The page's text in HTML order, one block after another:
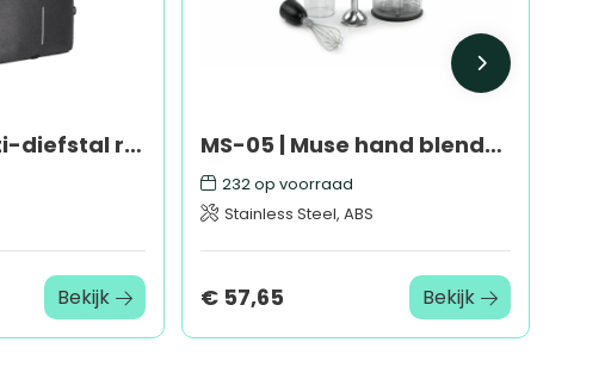
Urban Lite, anti-diefstal rugzak
Bekijk
MS-05 | Muse hand blender 600 Watt
232op voorraad
Stainless Steel, ABS
€ 57,65 Bekijk